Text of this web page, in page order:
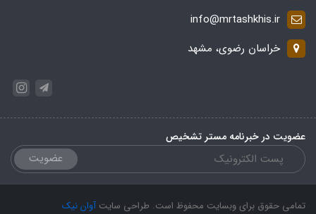
info@mrtashkhis.ir
خراسان رضوی، مشهد
عضویت در خبرنامه مستر تشخیص
عضویت
تمامی حقوق برای وبسایت محفوظ است. طراحی سایت آوان نیک